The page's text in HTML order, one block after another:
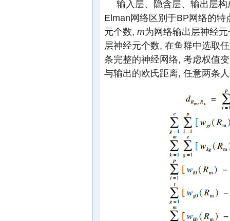
输入层、隐含层、输出层
Elman网络区别于BP网络的
元个数, m为网络输出层神经
层神经元个数, 在鱼群中选取
条完整的神经网络, 考虑权值
与输出的欧氏距离, 任意两条